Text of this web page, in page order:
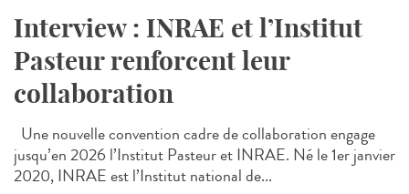
Interview : INRAE et l’Institut
Pasteur renforcent leur
collaboration
Une nouvelle convention cadre de collaboration engage
jusqu’en 2026 l’Institut Pasteur et INRAE. Né le 1er janvier
2020, INRAE est l’Institut national de...